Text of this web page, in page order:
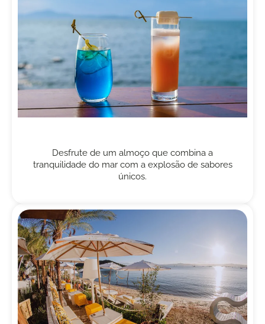
Desfrute de um almoço que combina a
tranquilidade do mar com a explosão de sabores
únicos.